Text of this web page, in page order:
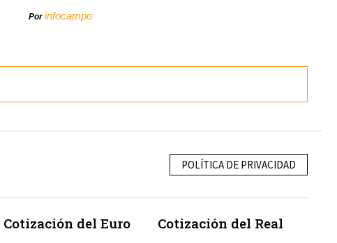
Porinfocampo
POLÍTICA DE PRIVACIDAD
Cotización del Euro Cotización del Real